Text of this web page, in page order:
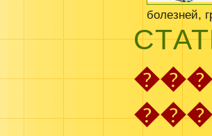
болезней,